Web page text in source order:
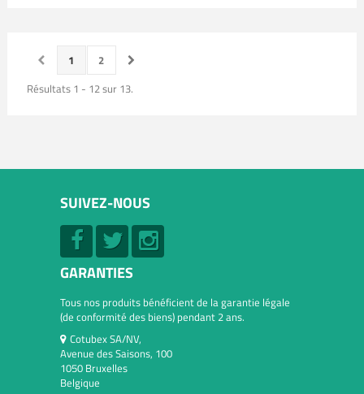
1
2
Résultats 1 - 12 sur 13.
SUIVEZ-NOUS
GARANTIES
Tous nos produits bénéficient de la garantie légale
(de conformité des biens) pendant 2 ans.
Cotubex SA/NV,
Avenue des Saisons, 100
1050 Bruxelles
Belgique